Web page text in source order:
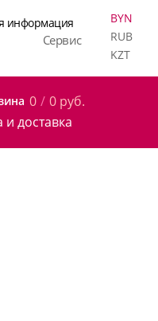
информация
Сервис
BYN
RUB
KZT
0 / 0 руб.
и доставка